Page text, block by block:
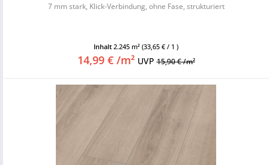
7 mm stark, Klick-Verbindung, ohne Fase, strukturiert
Inhalt 2.245 m² (33,65 € / 1 )
14,99 € /m² UVP15,90 € /m²